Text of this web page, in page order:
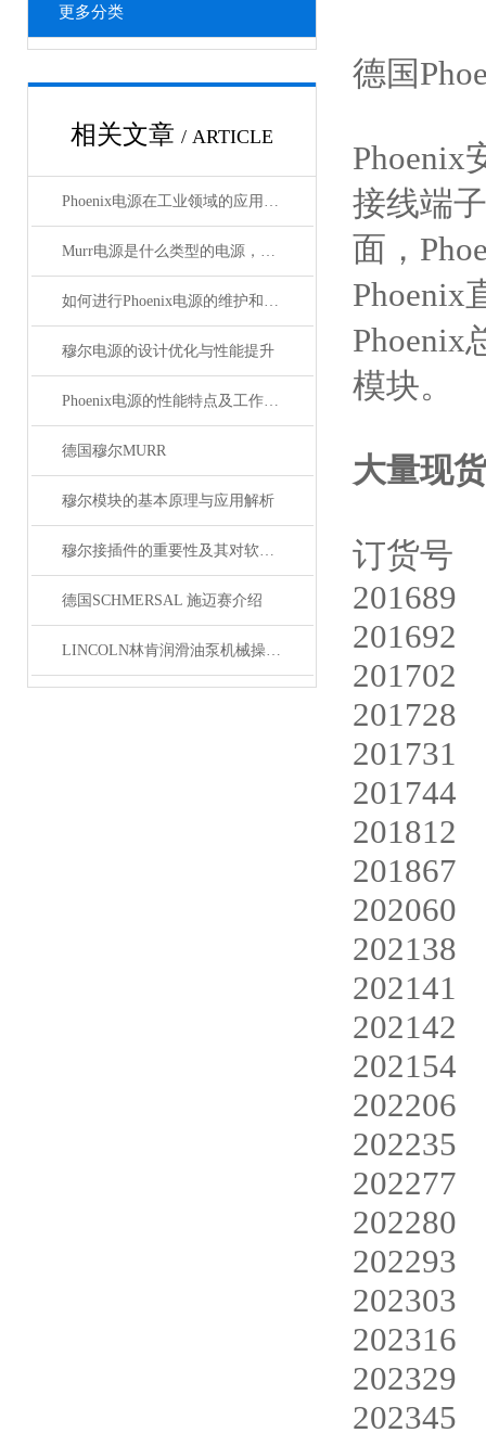
更多分类
相关文章 / ARTICLE
Phoenix电源在工业领域的应用与优势
Murr电源是什么类型的电源，主要用于哪些领域？
如何进行Phoenix电源的维护和保养？
穆尔电源的设计优化与性能提升
Phoenix电源的性能特点及工作温度分析
德国穆尔MURR
穆尔模块的基本原理与应用解析
穆尔接插件的重要性及其对软件开发的影响
德国SCHMERSAL 施迈赛介绍
LINCOLN林肯润滑油泵机械操作原理
德国
Phoenix
接线端
面，
Phoenix
Phoenix
模块。
大量现
订货号
201689
201692
201702
201728
201731
201744
201812
201867
202060
202138
202141
202142
202154
202206
202235
202277
202280
202293
202303
202316
202329
202345